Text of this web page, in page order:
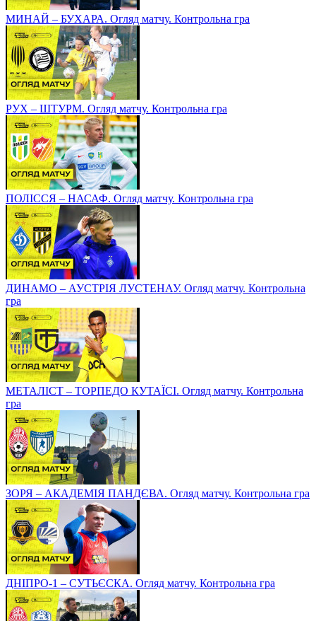
МИНАЙ – БУХАРА. Огляд матчу. Контрольна гра
РУХ – ШТУРМ. Огляд матчу. Контрольна гра
ПОЛІССЯ – НАСАФ. Огляд матчу. Контрольна гра
ДИНАМО – АУСТРІЯ ЛУСТЕНАУ. Огляд матчу. Контрольна
гра
МЕТАЛІСТ – ТОРПЕДО КУТАЇСІ. Огляд матчу. Контрольна
гра
ЗОРЯ – АКАДЕМІЯ ПАНДЄВА. Огляд матчу. Контрольна гра
ДНІПРО-1 – СУТЬЄСКА. Огляд матчу. Контрольна гра